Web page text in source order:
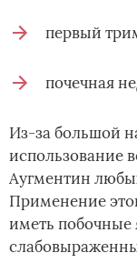
первый
почечная
Из-за большой
использование
Аугментин
Применение
иметь побочные